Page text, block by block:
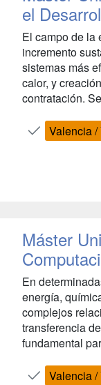
el
El campo de la
incremento
sistemas más
calor, y
contratación.
Valencia
Máster
En
energía,
complejos
transferencia
fundamental
Valencia